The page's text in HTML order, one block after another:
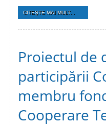
CITEŞTE MAI MULT...
Proiectul de
participării
membru
Cooperare